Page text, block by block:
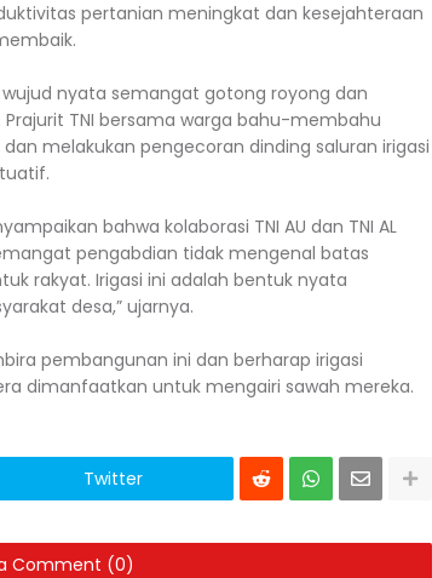
pertanian meningkat dan kesejahteraan
nyata semangat gotong royong dan
TNI bersama warga bahu-membahu
melakukan pengecoran dinding saluran irigasi
bahwa kolaborasi TNI AU dan TNI AL
pengabdian tidak mengenal batas
rakyat. Irigasi ini adalah bentuk nyata
desa,” ujarnya.
pembangunan ini dan berharap irigasi
dimanfaatkan untuk mengairi sawah mereka.
Twitter
Comment (0)